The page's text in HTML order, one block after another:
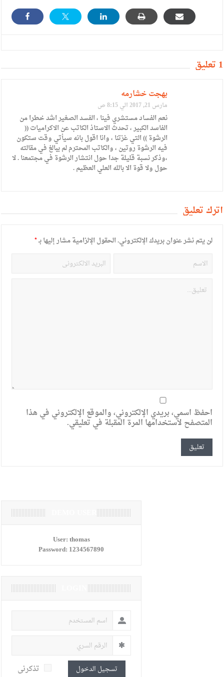
1 تعليق
بهجت خشارمه
مارس 21, 2017 الي 8:15 ص
نعم الفساد مستشري فينا ، الفسد الصغير اشد خطرا من
الفاسد الكبير ، تحدث الاستاذ الكاتب عن الاكراميات ((
الرشوة )) التي غزتنا ، وانا اقول بانه سيأتي وقت ستكون
فيه الرشوة روتين ، والكاتب المحترم لم يبالغ في مقالته
،وذكر نسبة قليلة جدا حول انتشار الرشوة في مجتمعنا . لا
حول ولا قوة الا بالله العلي العظيم .
أترك تعليق
لن يتم نشر عنوان بريدك الإلكتروني.الحقول الإلزامية مشار إليها بـ*
احفظ اسمي، بريدي الإلكتروني، والموقع الإلكتروني في هذا
المتصفح لاستخدامها المرة المقبلة في تعليقي.
User:thomas
Password: 1234567890
تسجيل الدخول تذكرنى